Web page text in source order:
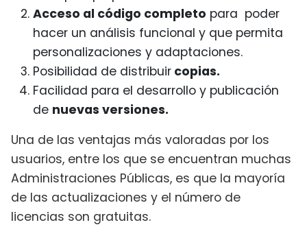
Acceso al código completo para poder
hacer un análisis funcional y que permita
personalizaciones y adaptaciones.
Posibilidad de distribuir copias.
Facilidad para el desarrollo y publicación
de nuevas versiones.
Una de las ventajas más valoradas por los
usuarios, entre los que se encuentran muchas
Administraciones Públicas, es que la mayoría
de las actualizaciones y el número de
licencias son gratuitas.